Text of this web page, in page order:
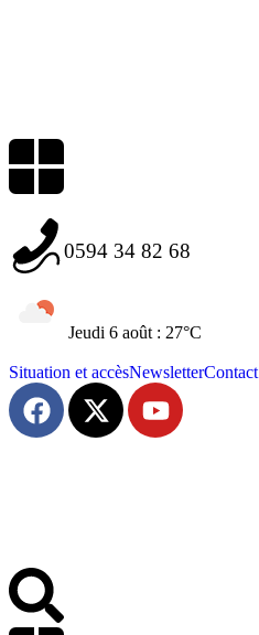
0594 34 82 68
Jeudi 6 août : 27°C
Situation et accèsNewsletterContact